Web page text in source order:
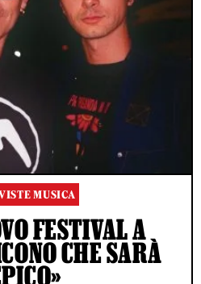
MUSICA
FESTIVAL A
CHE SARÀ